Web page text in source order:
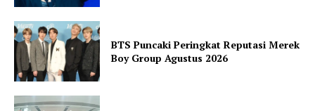
BTS Puncaki Peringkat Reputasi Merek
Boy Group Agustus 2026